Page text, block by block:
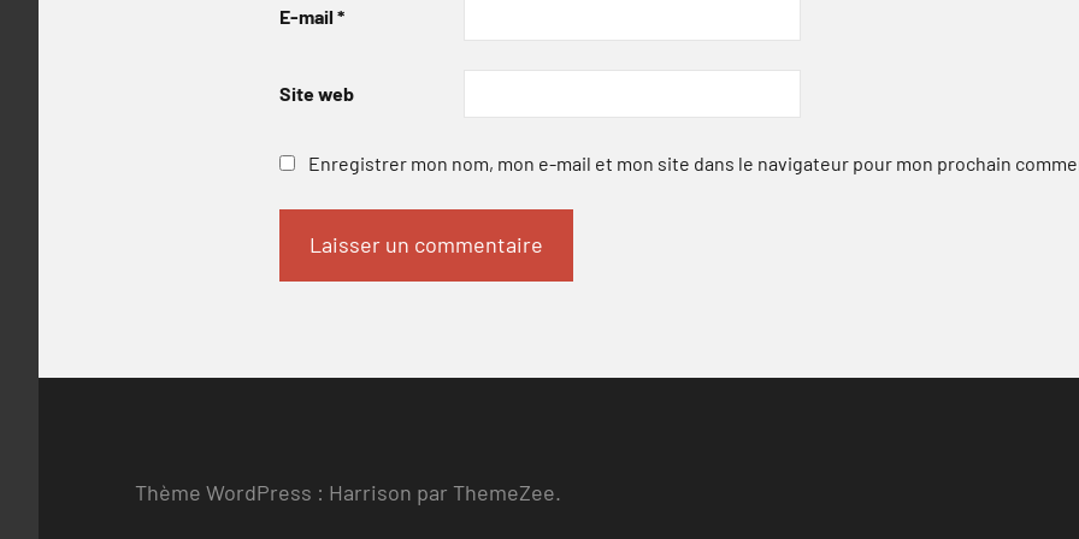
E-mail *
Site web
Enregistrer mon nom, mon e-mail et mon site dans le navigateur pour mon prochain
Thème WordPress : Harrison par ThemeZee.